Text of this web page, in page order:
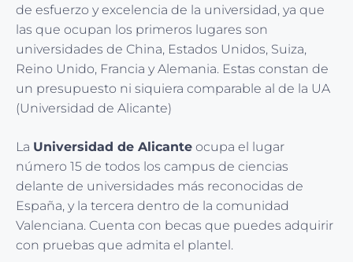
de esfuerzo y excelencia de la universidad, ya que
las que ocupan los primeros lugares son
universidades de China, Estados Unidos, Suiza,
Reino Unido, Francia y Alemania. Estas constan de
un presupuesto ni siquiera comparable al de la UA
(Universidad de Alicante)
La Universidad de Alicante ocupa el lugar
número 15 de todos los campus de ciencias
delante de universidades más reconocidas de
España, y la tercera dentro de la comunidad
Valenciana. Cuenta con becas que puedes adquirir
con pruebas que admita el plantel.